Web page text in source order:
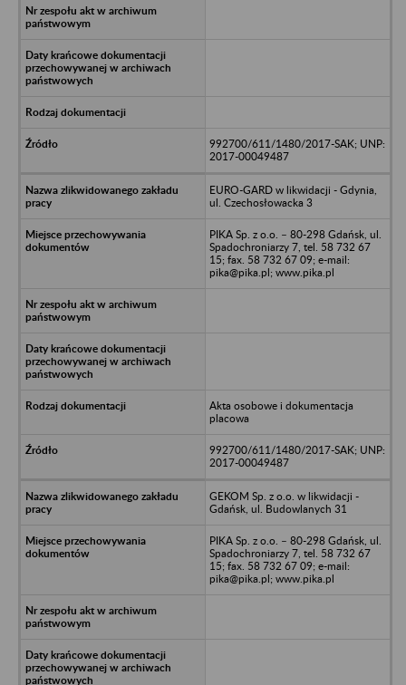
992700/611/1480/2017-SAK; UNP:
2017-00049487
EURO-GARD w likwidacji - Gdynia,
ul. Czechosłowacka 3
PIKA Sp. z o.o. – 80-298 Gdańsk, ul.
Spadochroniarzy 7, tel. 58 732 67
15; fax. 58 732 67 09; e-mail:
pika@pika.pl; www.pika.pl
Akta osobowe i dokumentacja
placowa
992700/611/1480/2017-SAK; UNP:
2017-00049487
GEKOM Sp. z o.o. w likwidacji -
Gdańsk, ul. Budowlanych 31
PIKA Sp. z o.o. – 80-298 Gdańsk, ul.
Spadochroniarzy 7, tel. 58 732 67
15; fax. 58 732 67 09; e-mail:
pika@pika.pl; www.pika.pl